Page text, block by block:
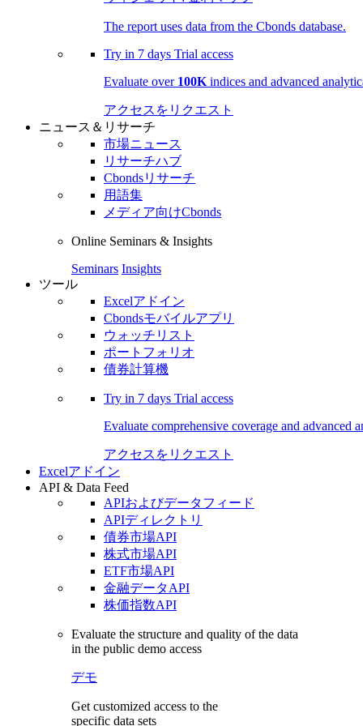
The report uses data from the Cbonds database.
Try in 7 days Trial access
Evaluate over 100K indices and advanced
アクセスをリクエスト
ニュース＆リサーチ
市場ニュース
リサーチハブ
Cbondsリサーチ
用語集
メディア向けCbonds
Online Seminars & Insights
Seminars Insights
ツール
Excelアドイン
Cbondsモバイルアプリ
ウォッチリスト
ポートフォリオ
債券計算機
Try in 7 days Trial access
Evaluate comprehensive coverage and advanced
アクセスをリクエスト
Excelアドイン
API & Data Feed
APIおよびデータフィード
APIディレクトリ
債券市場API
株式市場API
ETF市場API
金融データAPI
株価指数API
Evaluate the structure and quality of the data
in the public demo access
デモ
Get customized access to the
specific data sets